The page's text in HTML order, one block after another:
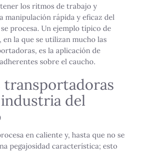
los ritmos de trabajo y
manipulación rápida y eficaz del
procesa. Un ejemplo típico de
en la que se utilizan mucho las
es la aplicación de
sobre el caucho.
transportadoras
del
en caliente y, hasta que no se
pegajosidad característica; esto